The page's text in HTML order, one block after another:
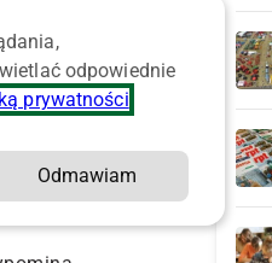
–
odpowiednie
prywatności
Odmawiam